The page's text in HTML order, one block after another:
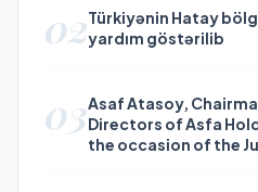
02Türkiyənin Hatay
yardım göstərilib
03Asaf Atasoy,
Directors of Asfa
the occasion of the